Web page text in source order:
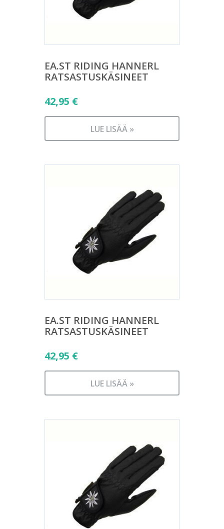
EA.ST RIDING HANNERL
RATSASTUSKÄSINEET
42,95 €
LUE LISÄÄ »
EA.ST RIDING HANNERL
RATSASTUSKÄSINEET
42,95 €
LUE LISÄÄ »